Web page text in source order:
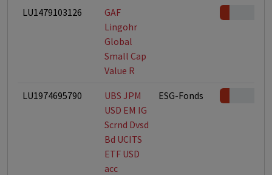
LU1479103126
GAF
Lingohr
Global
Small Cap
Value R
LU1974695790
UBS JPM
USD EM IG
Scrnd Dvsd
Bd UCITS
ETF USD
acc
ESG-Fonds